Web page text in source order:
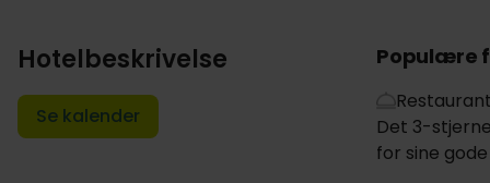
Hotelbeskrivelse
Se kalender
Populære
Restaurant
Det 3-
for sine